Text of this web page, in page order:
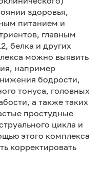
здоровья,
питанием и
главным
белка и других
можно выявить
например
бодрости,
тонуса, головных
а также таких
простудные
цикла и
этого комплекса
корректировать